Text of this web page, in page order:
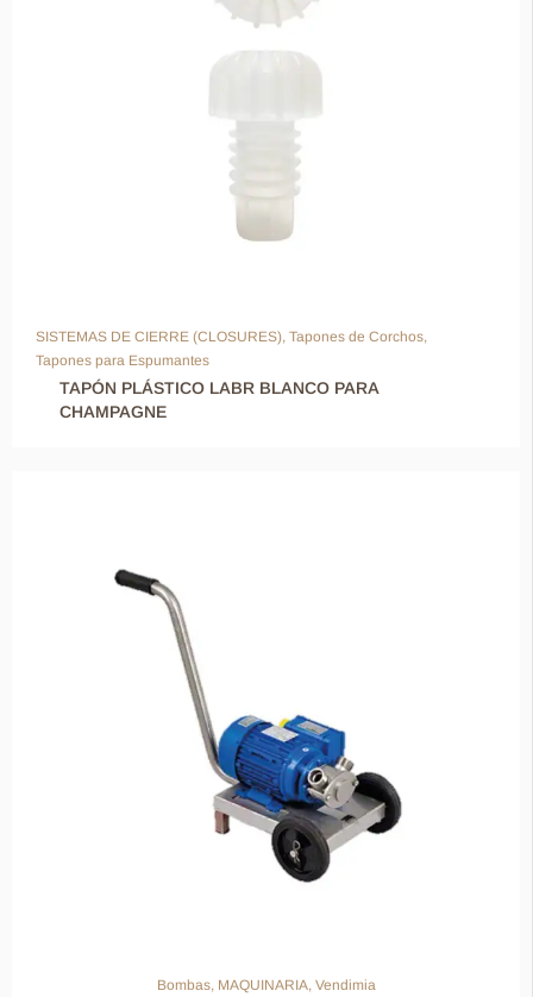
SISTEMAS DE CIERRE (CLOSURES), Tapones de Corchos,
Tapones para Espumantes
TAPÓN PLÁSTICO LABR BLANCO PARA
CHAMPAGNE
Bombas, MAQUINARIA, Vendimia